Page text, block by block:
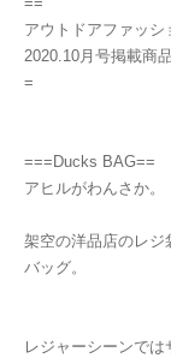
アウトドアファッシ
2020.10月号掲載商品
=
===Ducks BAG==
アヒルがわんさか。
架空の洋品店のレジ
バッグ。
レジャーシーンでは